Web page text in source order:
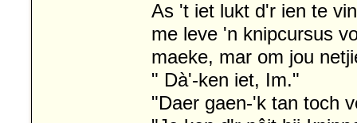
As 't iet lukt d'r ien te
me leve 'n knipcursus
maeke, mar om jou
" Dà'-ken iet, Im."
"Daer gaen-'k tan toch